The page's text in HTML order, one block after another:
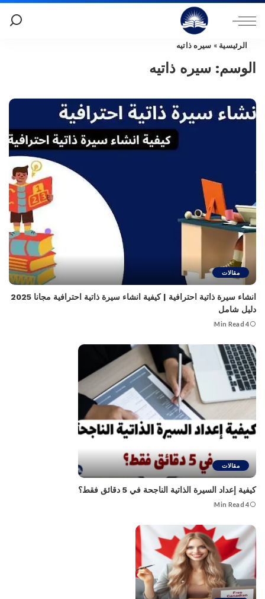
الرئيسية » سيره ذاتيه
الوسم: سيره ذاتيه
مقالات
انشاء سيرة ذاتية احترافية | كيفية انشاء سيرة ذاتية احترافية مجانا 2025
دليل شامل
4 Min Read
مقالات
كيفية إعداد السيرة الذاتية الناجحة في 5 دقائق فقط؟
4 Min Read